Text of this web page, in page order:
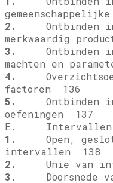
2.
Ontbinden in
merkwaardig
3.
Ontbinden in
machten en
4.
factoren 136
5.
Ontbinden in
oefeningen 137
E.
1.
Open,
intervallen 138
2.
Unie van
3.
Doorsnede